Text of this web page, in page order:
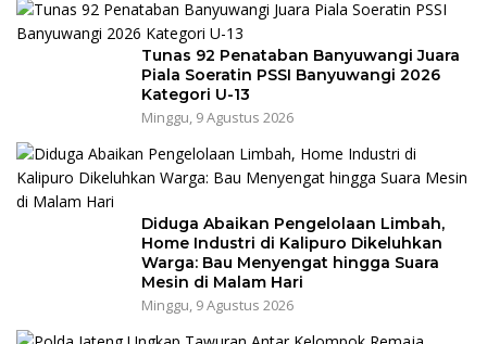
Tunas 92 Penataban Banyuwangi Juara
Piala Soeratin PSSI Banyuwangi 2026
Kategori U-13
Minggu, 9 Agustus 2026
Diduga Abaikan Pengelolaan Limbah,
Home Industri di Kalipuro Dikeluhkan
Warga: Bau Menyengat hingga Suara
Mesin di Malam Hari
Minggu, 9 Agustus 2026